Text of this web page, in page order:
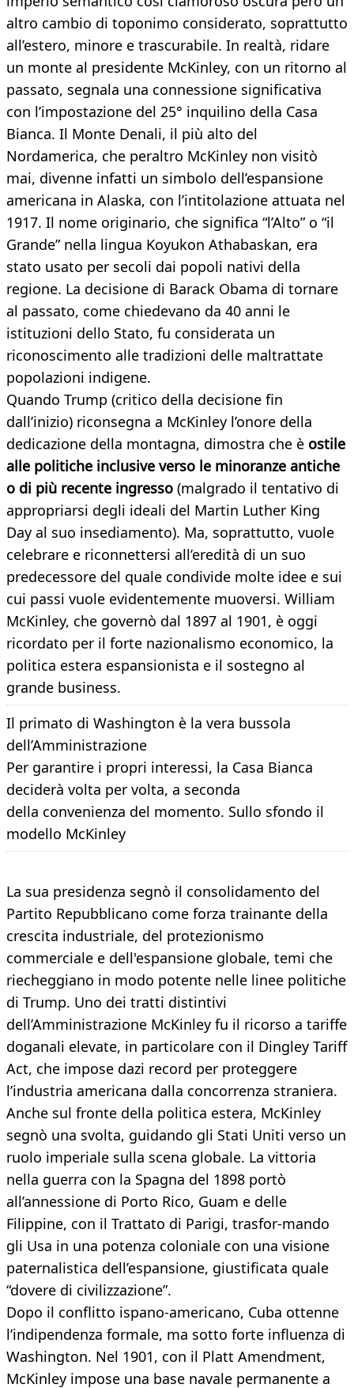
altro cambio di toponimo considerato, soprattutto
all’estero, minore e trascurabile. In realtà, ridare
un monte al presidente McKinley, con un ritorno al
passato, segnala una connessione significativa
con l’impostazione del 25° inquilino della Casa
Bianca. Il Monte Denali, il più alto del
Nordamerica, che peraltro McKinley non visitò
mai, divenne infatti un simbolo dell’espansione
americana in Alaska, con l’intitolazione attuata nel
1917. Il nome originario, che significa “l’Alto” o “il
Grande” nella lingua Koyukon Athabaskan, era
stato usato per secoli dai popoli nativi della
regione. La decisione di Barack Obama di tornare
al passato, come chiedevano da 40 anni le
istituzioni dello Stato, fu considerata un
riconoscimento alle tradizioni delle maltrattate
popolazioni indigene.
Quando Trump (critico della decisione fin
dall’inizio) riconsegna a McKinley l’onore della
dedicazione della montagna, dimostra che è ostile
alle politiche inclusive verso le minoranze antiche
o di più recente ingresso (malgrado il tentativo di
appropriarsi degli ideali del Martin Luther King
Day al suo insediamento). Ma, soprattutto, vuole
celebrare e riconnettersi all’eredità di un suo
predecessore del quale condivide molte idee e sui
cui passi vuole evidentemente muoversi. William
McKinley, che governò dal 1897 al 1901, è oggi
ricordato per il forte nazionalismo economico, la
politica estera espansionista e il sostegno al
grande business.
Il primato di Washington è la vera bussola
dell’Amministrazione
Per garantire i propri interessi, la Casa Bianca
deciderà volta per volta, a seconda
della convenienza del momento. Sullo sfondo il
modello McKinley
La sua presidenza segnò il consolidamento del
Partito Repubblicano come forza trainante della
crescita industriale, del protezionismo
commerciale e dell'espansione globale, temi che
riecheggiano in modo potente nelle linee politiche
di Trump. Uno dei tratti distintivi
dell’Amministrazione McKinley fu il ricorso a tariffe
doganali elevate, in particolare con il Dingley Tariff
Act, che impose dazi record per proteggere
l’industria americana dalla concorrenza straniera.
Anche sul fronte della politica estera, McKinley
segnò una svolta, guidando gli Stati Uniti verso un
ruolo imperiale sulla scena globale. La vittoria
nella guerra con la Spagna del 1898 portò
all’annessione di Porto Rico, Guam e delle
Filippine, con il Trattato di Parigi, trasfor-mando
gli Usa in una potenza coloniale con una visione
paternalistica dell’espansione, giustificata quale
“dovere di civilizzazione”.
Dopo il conflitto ispano-americano, Cuba ottenne
l’indipendenza formale, ma sotto forte influenza di
Washington. Nel 1901, con il Platt Amendment,
McKinley impose una base navale permanente a